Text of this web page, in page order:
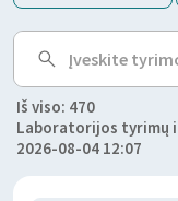
Iš viso: 470
Laboratorijos tyrimų
2026-08-04 12:07